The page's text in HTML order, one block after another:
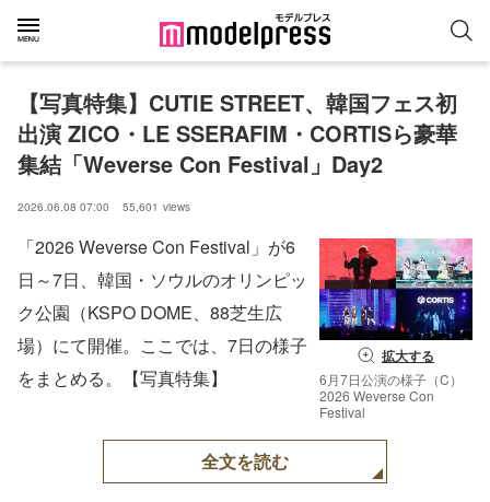
【写真特集】CUTIE STREET、韓国フェス初
出演 ZICO・LE SSERAFIM・CORTISら豪華
集結「Weverse Con Festival」Day2
2026.06.08 07:00 55,601 views
拡大する
6月7日公演の様子（C）
2026 Weverse Con
Festival
「2026 Weverse Con Festival」が6
日～7日、韓国・ソウルのオリンピッ
ク公園（KSPO DOME、88芝生広
場）にて開催。ここでは、7日の様子
をまとめる。【写真特集】
全文を読む